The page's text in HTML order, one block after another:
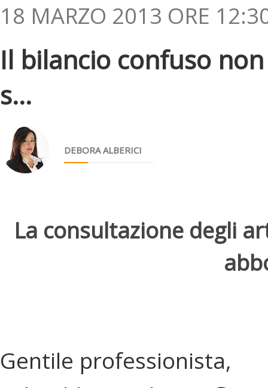
18 MARZO 2013 ORE
Il bilancio confuso
s...
DEBORA ALBERICI
La consultazione degli
Gentile professionista,